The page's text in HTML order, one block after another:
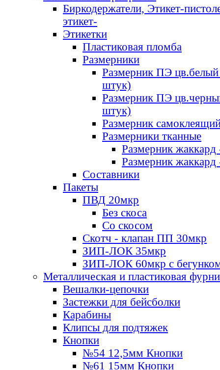
Биркодержатели, Этикет-
этикет-
Этикетки
Пластиковая пломба
Размерники
Размерник ПЭ цв.белый
штук)
Размерник ПЭ
штук)
Размерник
Размерники тканные
Размерник
Размерник
Составники
Пакеты
ПВД 20мкр
Без скоса
Со скосом
Скотч - клапан ПП 30мкр
ЗИП-ЛОК 35мкр
ЗИП-ЛОК 60мкр с
Металлическая и пластиковая
Вешалки-цепочки
Застежки для бейсболки
Карабины
Клипсы для подтяжек
Кнопки
№54 12,5мм Кнопки
№61 15мм Кнопки